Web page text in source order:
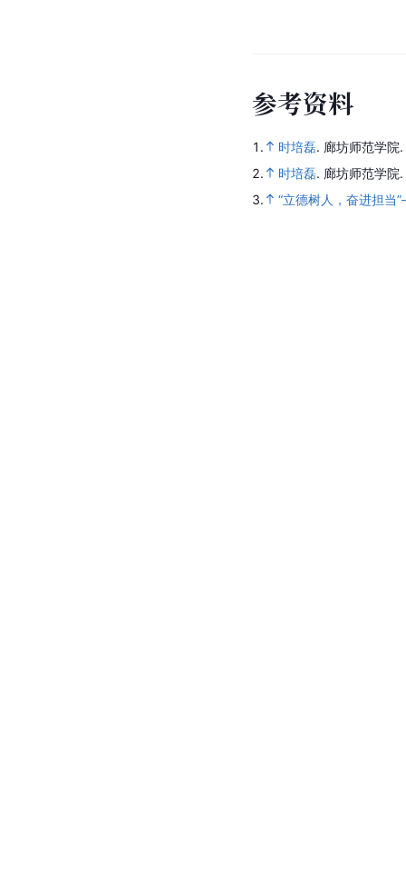
参考资料
1. 时培磊. 廊坊师范学院.
2.
时培磊. 廊坊师范学院.
3.
“立德树人，奋进担